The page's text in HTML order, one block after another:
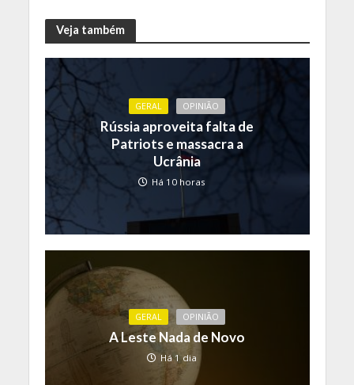
Veja também
GERAL OPINIÃO
Rússia aproveita falta de
Patriots e massacra a
Ucrânia
Há 10 horas
GERAL OPINIÃO
A Leste Nada de Novo
Há 1 dia